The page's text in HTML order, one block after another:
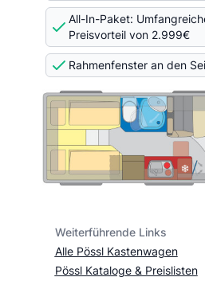
All-In-Paket:
Preisvorteil von 2.999€
Rahmenfenster an den
Weiterführende Links
Alle Pössl Kastenwagen
Pössl Kataloge & Preislisten